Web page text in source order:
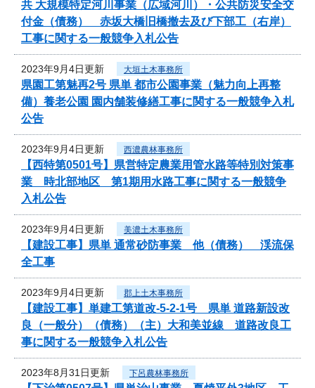
共 大規模特定河川事業（広域河川）・公共防災安全交
付金（債務） 赤坂大橋旧橋撤去及び下部工（右岸）
工事に関する一般競争入札公告
2023年9月4日更新 大垣土木事務所
県園工第魅再2号 県単 都市公園事業（魅力向上再整
備）養老公園 園内舗装修繕工事に関する一般競争入札
公告
2023年9月4日更新 西濃農林事務所
【西特第0501号】県営特定農業用管水路等特別対策事
業 時北部地区 第1期用水路工事に関する一般競争
入札公告
2023年9月4日更新 美濃土木事務所
【建設工事】県単 通常砂防事業 他（債務） 渓流保
全工事
2023年9月4日更新 郡上土木事務所
【建設工事】単建工第道改-5-2-1号 県単 道路新設改
良（一般分）（債務）（主）大和美並線 道路改良工
事に関する一般競争入札公告
2023年8月31日更新 下呂農林事務所